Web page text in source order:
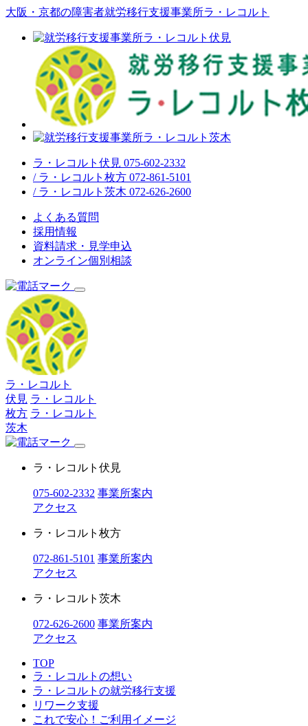
大阪・京都の障害者就労移行支援事業所ラ・レコルト
ラ・レコルト伏見 075-602-2332
/ ラ・レコルト枚方 072-861-5101
/ ラ・レコルト茨木 072-626-2600
よくある質問
採用情報
資料請求・見学申込
オンライン個別相談
ラ・レコルト
伏見 ラ・レコルト
枚方 ラ・レコルト
茨木
ラ・レコルト伏見
075-602-2332 事業所案内
アクセス
ラ・レコルト枚方
072-861-5101 事業所案内
アクセス
ラ・レコルト茨木
072-626-2600 事業所案内
アクセス
TOP
ラ・レコルトの想い
ラ・レコルトの就労移行支援
リワーク支援
これで安心！ご利用イメージ